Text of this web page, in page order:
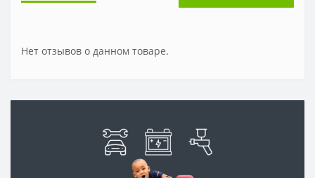
Нет отзывов о данном товаре.